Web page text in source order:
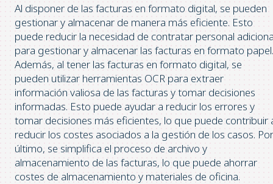
Al disponer de las facturas en formato digital, se pueden
gestionar y almacenar de manera más eficiente. Esto
puede reducir la necesidad de contratar personal
para gestionar y almacenar las facturas en formato papel.
Además, al tener las facturas en formato digital, se
pueden utilizar herramientas OCR para extraer
información valiosa de las facturas y tomar decisiones
informadas. Esto puede ayudar a reducir los errores y
tomar decisiones más eficientes, lo que puede contribuir
reducir los costes asociados a la gestión de los casos. Por
último, se simplifica el proceso de archivo y
almacenamiento de las facturas, lo que puede ahorrar
costes de almacenamiento y materiales de oficina.